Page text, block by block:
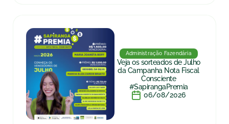
Administração Fazendária
Veja os sorteados de Julho
da Campanha Nota Fiscal
Consciente
#SapirangaPremia
06/08/2026